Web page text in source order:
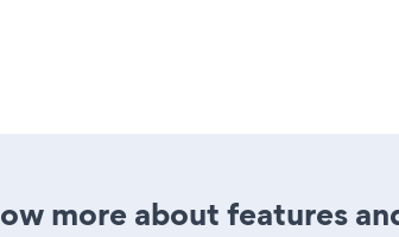
more about features